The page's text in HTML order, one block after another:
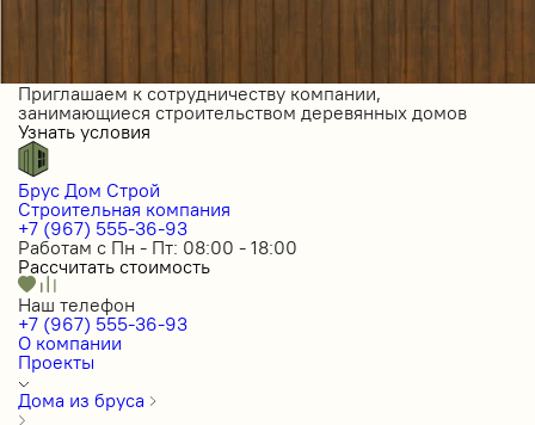
Приглашаем к сотрудничеству компании,
занимающиеся строительством деревянных домов
Узнать условия
Брус Дом Строй
Строительная компания
+7 (967) 555-36-93
Работам с Пн - Пт: 08:00 - 18:00
Рассчитать стоимость
Наш телефон
+7 (967) 555-36-93
О компании
Проекты
Дома из бруса